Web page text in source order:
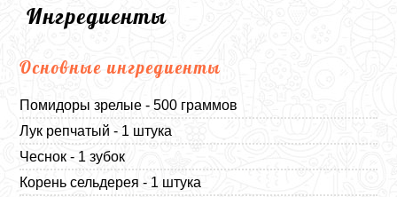
Ингредиенты
Основные ингредиенты
Помидоры зрелые - 500 граммов
Лук репчатый - 1 штука
Чеснок - 1 зубок
Корень сельдерея - 1 штука